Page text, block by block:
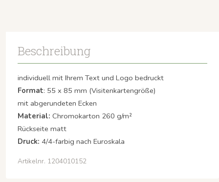
Beschreibung
individuell mit Ihrem Text und Logo bedruckt
Format: 55 x 85 mm (Visitenkartengröße)
mit abgerundeten Ecken
Material: Chromokarton 260 g/m²
Rückseite matt
Druck: 4/4-farbig nach Euroskala
Artikelnr. 1204010152